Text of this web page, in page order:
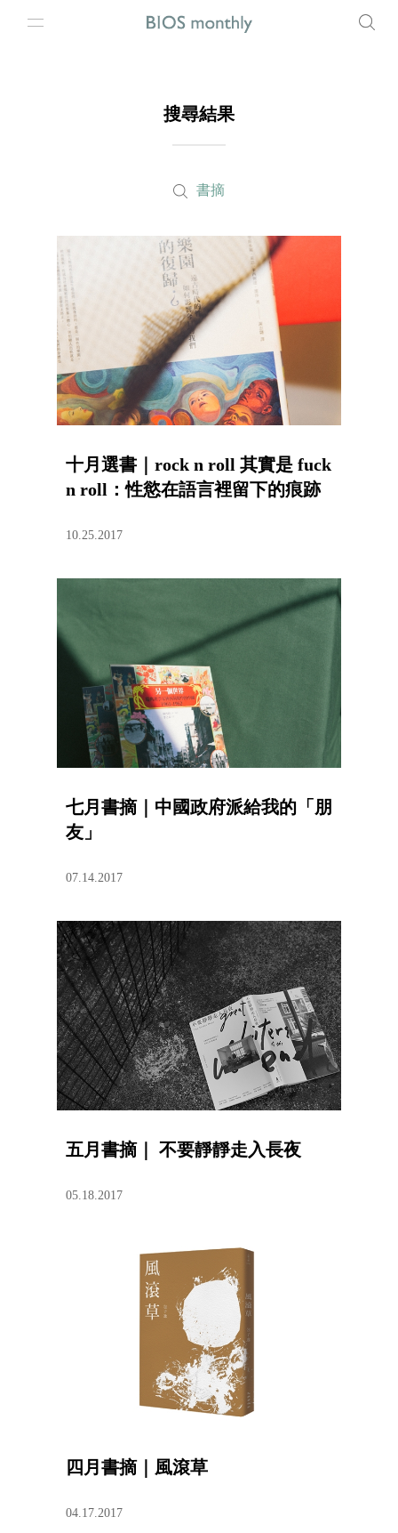
搜尋結果
書摘
十月選書｜rock n roll 其實是 fuck
n roll：性慾在語言裡留下的痕跡
10.25.2017
七月書摘｜中國政府派給我的「朋
友」
07.14.2017
五月書摘｜ 不要靜靜走入長夜
05.18.2017
四月書摘｜風滾草
04.17.2017